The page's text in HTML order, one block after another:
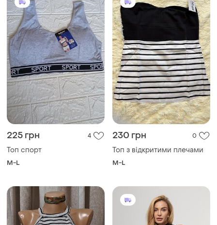
225 грн 4
Топ спорт
M-L
230 грн 0
Топ з відкритими плечами
M-L